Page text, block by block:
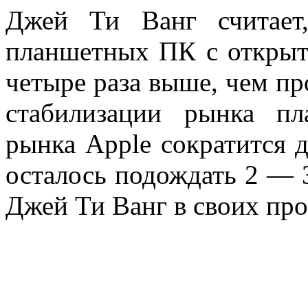
Джей Ти Ванг
планшетных ПК с
четыре раза выше, чем
стабилизации рынка
рынка Apple сократится
осталось подождать 2 —
Джей Ти Ванг в своих